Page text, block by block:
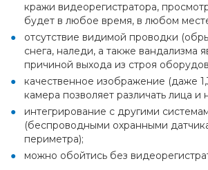
кражи видеорегистратора,
будет в любое время, в любом
отсутствие видимой проводки
снега, наледи, а также вандализма
причиной выхода из строя
качественное изображение (даже
камера позволяет различать лица
интегрирование с другими
(беспроводными охранными
периметра);
можно обойтись без